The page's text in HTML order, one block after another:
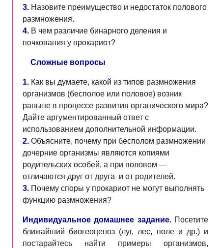
3. Назовите преимущество и недостаток полового
размножения.
4. В чем различие бинарного деления и
почкования у прокариот?
Сложные вопросы
1. Как вы думаете, какой из типов размножения
организмов (бесполое или половое) возник
раньше в процессе развития органического мира?
Дайте аргументированный ответ с
использованием дополнительной информации.
2. Объясните, почему при бесполом размножении
дочерние организмы являются копиями
родительских особей, а при половом —
отличаются друг от друга и от родителей.
3. Почему споры у прокариот не могут выполнять
функцию размножения?
Индивидуальное домашнее задание. Посетите
ближайший биогеоценоз (луг, лес, поле и др.) и
постарайтесь найти примеры организмов,